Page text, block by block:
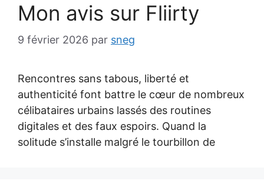
Mon avis sur Fliirty
9 février 2026 par sneg
Rencontres sans tabous, liberté et
authenticité font battre le cœur de nombreux
célibataires urbains lassés des routines
digitales et des faux espoirs. Quand la
solitude s’installe malgré le tourbillon de